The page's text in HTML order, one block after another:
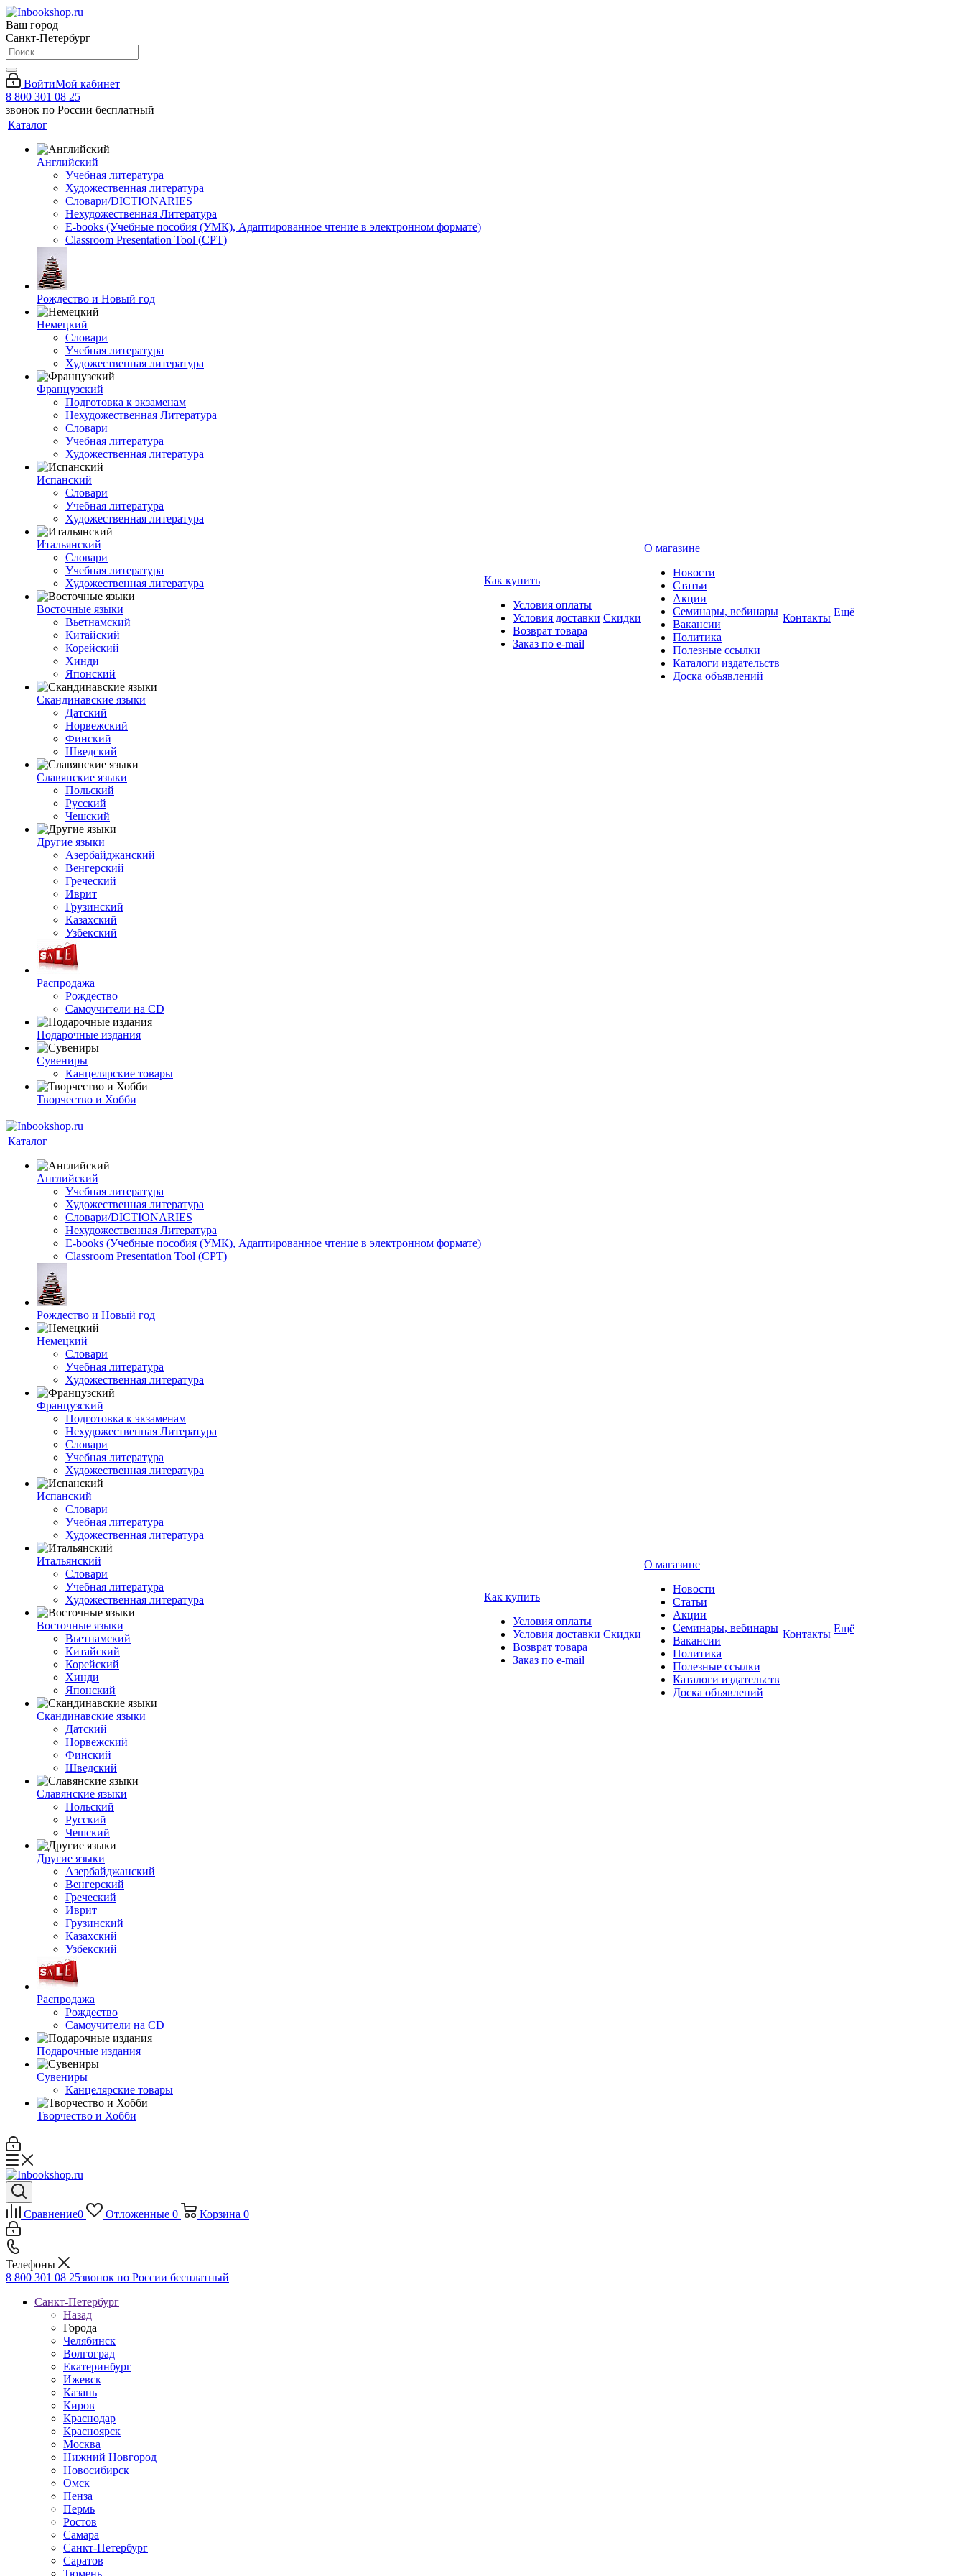
Ваш город
Санкт-Петербург
ВойтиМой кабинет
8 800 301 08 25
звонок по России бесплатный
Каталог
Английский
Учебная литература
Художественная литература
Словари/DICTIONARIES
Нехудожественная Литература
E-books (Учебные пособия (УМК), Адаптированное чтение в электронном формате)
Classroom Presentation Tool (CPT)
Рождество и Новый год
Немецкий
Словари
Учебная литература
Художественная литература
Французский
Подготовка к экзаменам
Нехудожественная Литература
Словари
Учебная литература
Художественная литература
Испанский
Словари
Учебная литература
Художественная литература
Итальянский
Словари
Учебная литература
Художественная литература
Восточные языки
Вьетнамский
Китайский
Корейский
Хинди
Японский
Скандинавские языки
Датский
Норвежский
Финский
Шведский
Славянские языки
Польский
Русский
Чешский
Другие языки
Азербайджанский
Венгерский
Греческий
Иврит
Грузинский
Казахский
Узбекский
Распродажа
Рождество
Самоучители на CD
Подарочные издания
Сувениры
Канцелярские товары
Творчество и Хобби
Как купить
Условия оплаты
Условия доставки
Возврат товара
Заказ по e-mail
Скидки
О магазине
Новости
Статьи
Акции
Семинары, вебинары
Вакансии
Политика
Полезные ссылки
Каталоги издательств
Доска объявлений
Контакты Ещё
Каталог
Английский
Учебная литература
Художественная литература
Словари/DICTIONARIES
Нехудожественная Литература
E-books (Учебные пособия (УМК), Адаптированное чтение в электронном формате)
Classroom Presentation Tool (CPT)
Рождество и Новый год
Немецкий
Словари
Учебная литература
Художественная литература
Французский
Подготовка к экзаменам
Нехудожественная Литература
Словари
Учебная литература
Художественная литература
Испанский
Словари
Учебная литература
Художественная литература
Итальянский
Словари
Учебная литература
Художественная литература
Восточные языки
Вьетнамский
Китайский
Корейский
Хинди
Японский
Скандинавские языки
Датский
Норвежский
Финский
Шведский
Славянские языки
Польский
Русский
Чешский
Другие языки
Азербайджанский
Венгерский
Греческий
Иврит
Грузинский
Казахский
Узбекский
Распродажа
Рождество
Самоучители на CD
Подарочные издания
Сувениры
Канцелярские товары
Творчество и Хобби
Как купить
Условия оплаты
Условия доставки
Возврат товара
Заказ по e-mail
Скидки
О магазине
Новости
Статьи
Акции
Семинары, вебинары
Вакансии
Политика
Полезные ссылки
Каталоги издательств
Доска объявлений
Контакты Ещё
Сравнение0 Отложенные 0 Корзина 0
Телефоны
8 800 301 08 25звонок по России бесплатный
Санкт-Петербург
Назад
Города
Челябинск
Волгоград
Екатеринбург
Ижевск
Казань
Киров
Краснодар
Красноярск
Москва
Нижний Новгород
Новосибирск
Омск
Пенза
Пермь
Ростов
Самара
Санкт-Петербург
Саратов
Тюмень